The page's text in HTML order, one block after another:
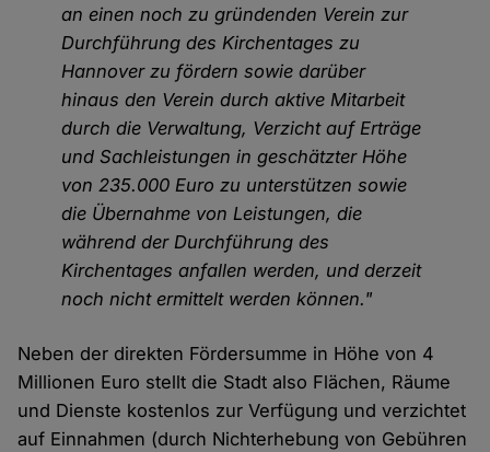
an einen noch zu gründenden Verein zur
Durchführung des Kirchentages zu
Hannover zu fördern sowie darüber
hinaus den Verein durch aktive Mitarbeit
durch die Verwaltung, Verzicht auf Erträge
und Sachleistungen in geschätzter Höhe
von 235.000 Euro zu unterstützen sowie
die Übernahme von Leistungen, die
während der Durchführung des
Kirchentages anfallen werden, und derzeit
noch nicht ermittelt werden können."
Neben der direkten Fördersumme in Höhe von 4
Millionen Euro stellt die Stadt also Flächen, Räume
und Dienste kostenlos zur Verfügung und verzichtet
auf Einnahmen (durch Nichterhebung von Gebühren